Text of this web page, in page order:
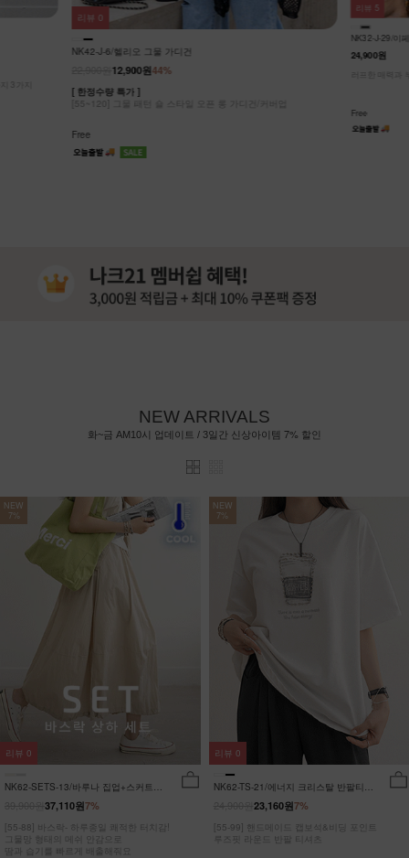
업
NK32-J-29/이페리 숏자켓
러프한 매력과 부드러운 텍스쳐가 매력적인 이페리 크롭자켓
Free
리뷰 5
NK42-O-29/프
25,900원
Free
리뷰 2
NEW ARRIVALS
화~금 AM10시 업데이트 / 3일간 신상아이템 7% 할인
NEW
7%
NK62-SETS-13/바루나 집업+스커트
7%
37,110원
[55-88] 바스락- 하루종일 쾌적한 터치감!
그물망 형태의 메쉬 안감으로
땀과 습기를 빠르게 배출해줘요
리뷰 0
NEW
7%
NK62-TS-21/에너지 크리스탈 반팔티
7%
23,160원
[55-99] 핸드메이드 캡보석&비딩 포인트
루즈핏 라운드 반팔 티셔츠
리뷰 0